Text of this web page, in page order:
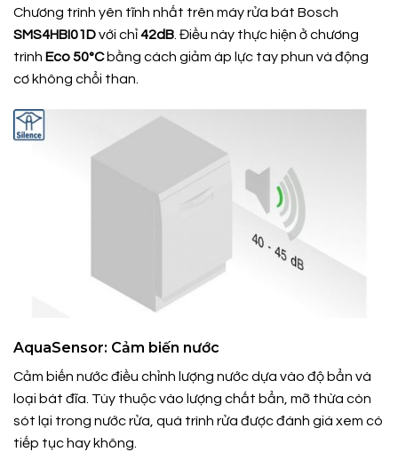
Chương trình yên tĩnh nhất trên máy rửa bát Bosch
SMS4HBI01Dvới chỉ42dB. Điều này thực hiện ở chương
trình Eco 50°Cbằng cách giảm áp lực tay phun và động
cơ không chổi than.
AquaSensor: Cảm biến nước
Cảm biến nước điều chỉnh lượng nước dựa vào độ bẩn và
loại bát đĩa. Tùy thuộc vào lượng chất bẩn, mỡ thừa còn
sót lại trong nước rửa, quá trình rửa được đánh giá xem có
tiếp tục hay không.